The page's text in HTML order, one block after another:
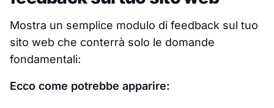
Mostra un semplice modulo di feedback sul tuo
sito web che conterrà solo le domande
fondamentali:
Ecco come potrebbe apparire: